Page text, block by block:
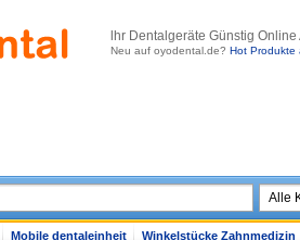
lhr Dentalgeräte Günstig
Neu auf oyodental.de? Hot Produkte
Mobile dentaleinheit Winkelstücke Zahnmedizin